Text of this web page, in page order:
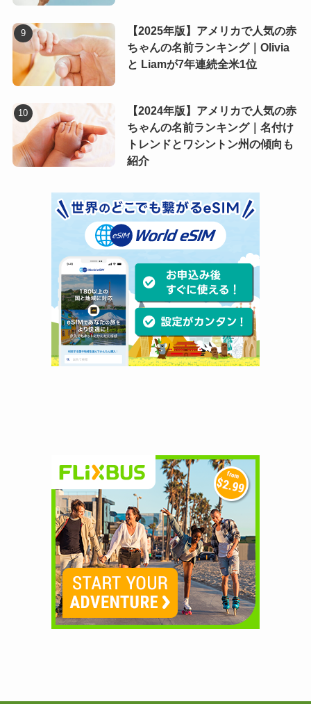
【2025年版】アメリカで人気の赤
ちゃんの名前ランキング｜Olivia
と Liamが7年連続全米1位
【2024年版】アメリカで人気の赤
ちゃんの名前ランキング｜名付け
トレンドとワシントン州の傾向も
紹介